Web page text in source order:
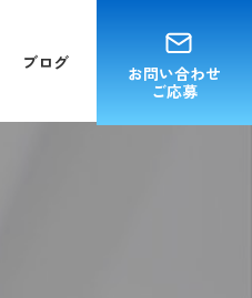
ブログ
お問い合わせ
ご応募